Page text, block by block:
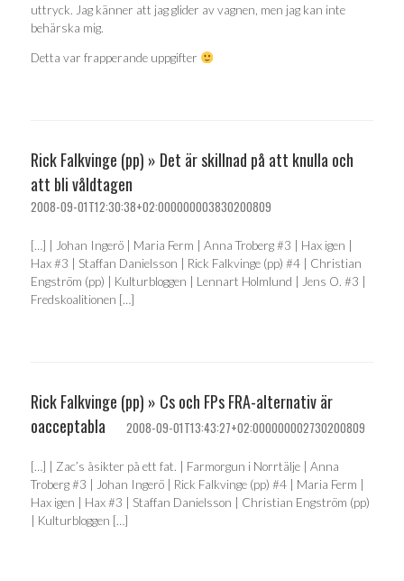
uttryck. Jag känner att jag glider av vagnen, men jag kan inte
behärska mig.
Detta var frapperande uppgifter
Rick Falkvinge (pp) » Det är skillnad på att knulla och
att bli våldtagen
2008-09-01T12:30:38+02:000000003830200809
[…] | Johan Ingerö | Maria Ferm | Anna Troberg #3 | Hax igen |
Hax #3 | Staffan Danielsson | Rick Falkvinge (pp) #4 | Christian
Engström (pp) | Kulturbloggen | Lennart Holmlund | Jens O. #3 |
Fredskoalitionen […]
Rick Falkvinge (pp) » Cs och FPs FRA-alternativ är
oacceptabla
2008-09-01T13:43:27+02:000000002730200809
[…] | Zac’s åsikter på ett fat. | Farmorgun i Norrtälje | Anna
Troberg #3 | Johan Ingerö | Rick Falkvinge (pp) #4 | Maria Ferm |
Hax igen | Hax #3 | Staffan Danielsson | Christian Engström (pp)
| Kulturbloggen […]